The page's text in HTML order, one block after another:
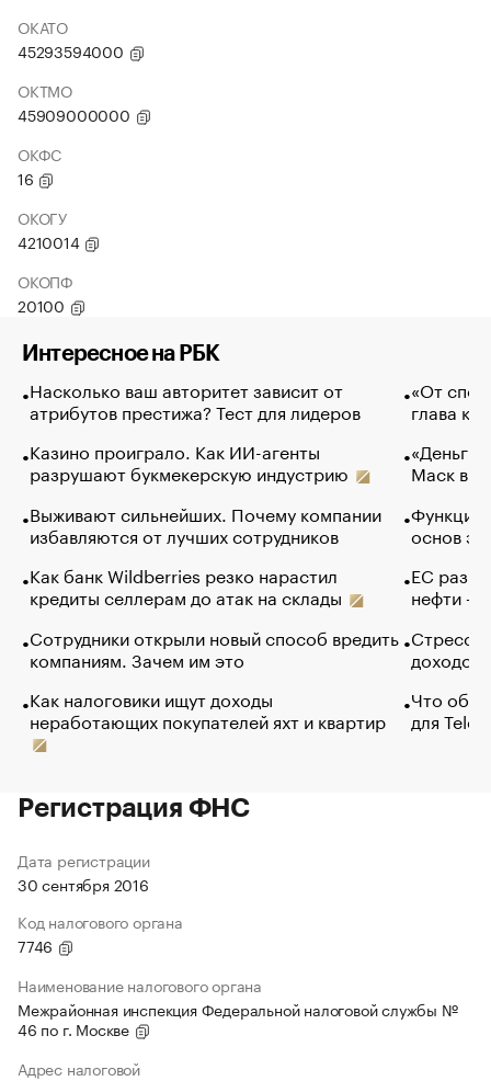
ОКАТО
45293594000
ОКТМО
45909000000
ОКФС
16
ОКОГУ
4210014
ОКОПФ
20100
Интересное на РБК
Насколько ваш авторитет зависит от
атрибутов престижа? Тест для лидеров
Казино проиграло. Как ИИ-агенты
разрушают букмекерскую индустрию
Выживают сильнейших. Почему компании
избавляются от лучших сотрудников
Как банк Wildberries резко нарастил
кредиты селлерам до атак на склады
Сотрудники открыли новый способ вредить
компаниям. Зачем им это
Как налоговики ищут доходы
неработающих покупателей яхт и квартир
«От
глава
«Деньги
Маск в
Функции
основ
ЕС
нефти —
Стресс
доходов
Что
для
Регистрация ФНС
Дата регистрации
30 сентября 2016
Код налогового органа
7746
Наименование налогового органа
Межрайонная инспекция Федеральной налоговой службы №
46 по г. Москве
Адрес налоговой